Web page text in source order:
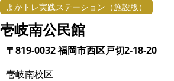
よかトレ実践ステーション（施設版）
壱岐南公民館
〒819-0032 福岡市西区戸切2-18-20
壱岐南校区